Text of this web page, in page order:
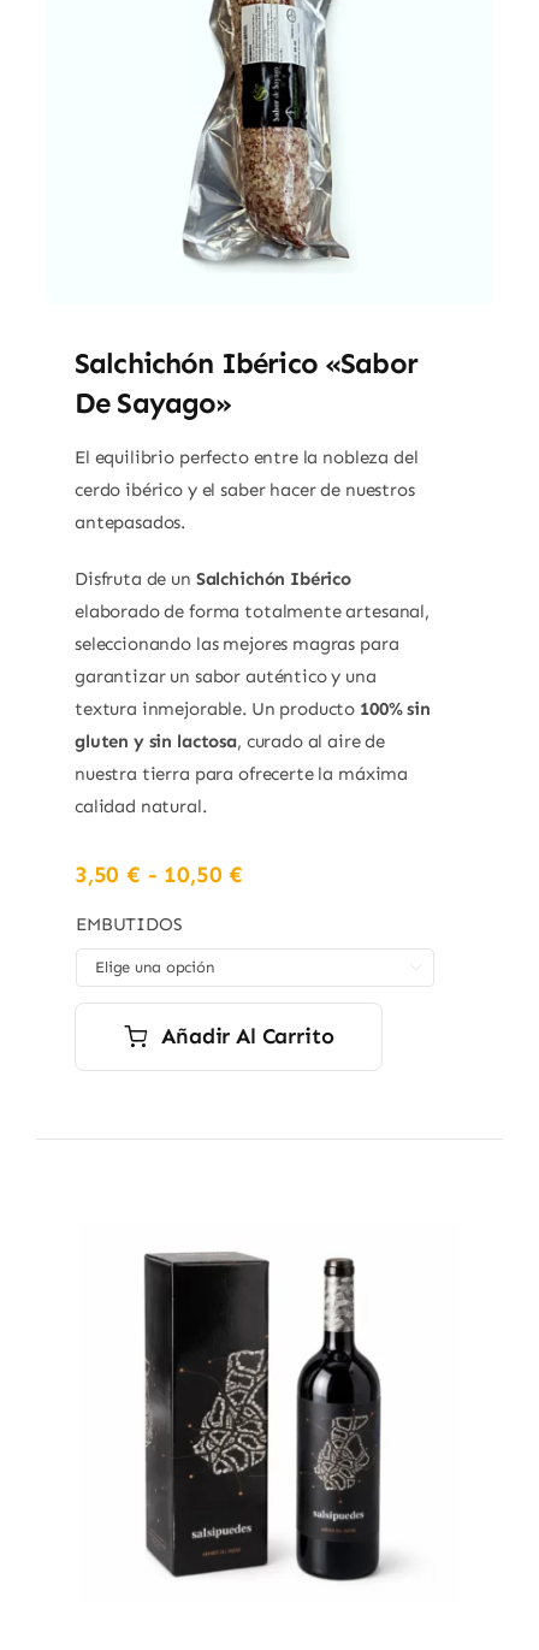
Salchichón Ibérico «Sabor
De Sayago»
El equilibrio perfecto entre la nobleza del
cerdo ibérico y el saber hacer de nuestros
antepasados.
Disfruta de un Salchichón Ibérico
elaborado de forma totalmente artesanal,
seleccionando las mejores magras para
garantizar un sabor auténtico y una
textura inmejorable. Un producto 100% sin
gluten y sin lactosa, curado al aire de
nuestra tierra para ofrecerte la máxima
calidad natural.
3,50€ - 10,50€Rango
desde
3,50 €
hasta
10,50 €
EMBUTIDOS
Añadir Al Carrito